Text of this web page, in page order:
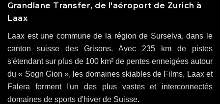
Grandlane Transfer, de l'aéroport de Zurich à
Laax
Laax est une commune de la région de Surselva, dans le
canton suisse des Grisons. Avec 235 km de pistes
s'étendant sur plus de 100 km² de pentes enneigées autour
du « Sogn Gion », les domaines skiables de Films, Laax et
Falera forment l'un des plus vastes et interconnectés
domaines de sports d'hiver de Suisse.